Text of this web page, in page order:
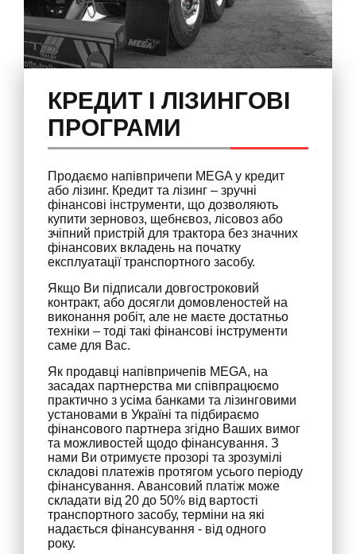
КРЕДИТ І ЛІЗИНГОВІ
ПРОГРАМИ
Продаємо напівпричепи MEGA у кредит
або лізинг. Кредит та лізинг – зручні
фінансові інструменти, що дозволяють
купити зерновоз, щебнєвоз, лісовоз або
зчіпний пристрій для трактора без значних
фінансових вкладень на початку
експлуатації транспортного засобу.
Якщо Ви підписали довгостроковий
контракт, або досягли домовленостей на
виконання робіт, але не маєте достатньо
техніки – тоді такі фінансові інструменти
саме для Вас.
Як продавці напівпричепів MEGA, на
засадах партнерства ми співпрацюємо
практично з усіма банками та лізинговими
установами в Україні та підбираємо
фінансового партнера згідно Ваших вимог
та можливостей щодо фінансування. З
нами Ви отримуєте прозорі та зрозумілі
складові платежів протягом усього періоду
фінансування. Авансовий платіж може
складати від 20 до 50% від вартості
транспортного засобу, терміни на які
надається фінансування - від одного
року.